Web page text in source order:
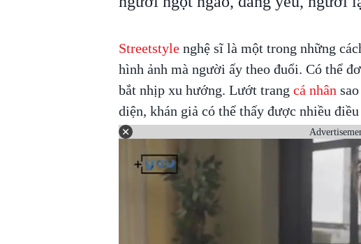
Streetstylenghệ sĩ là một trong những
hình ảnh mà người ấy theo đuổi. Có thể
bắt nhịp xu hướng. Lướt trang cá nhân
diện, khán giả có thể thấy được nhiều